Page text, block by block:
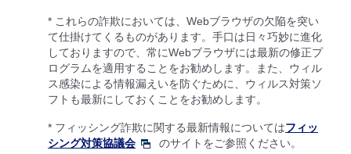
* これらの詐欺においては、Webブラウザの欠陥を突い
て仕掛けてくるものがあります。手口は日々巧妙に進化
しておりますので、常にWebブラウザには最新の修正プ
ログラムを適用することをお勧めします。また、ウィル
ス感染による情報漏えいを防ぐために、ウィルス対策ソ
フトも最新にしておくことをお勧めします。
* フィッシング詐欺に関する最新情報についてはフィッ
シング対策協議会
のサイトをご参照ください。